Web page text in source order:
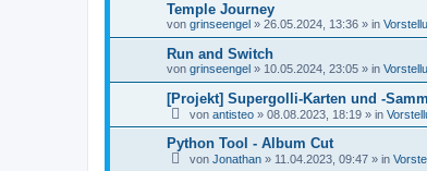
Temple Journey
von grinseengel » 26.05.2024, 13:36 » in
Run and Switch
von grinseengel » 10.05.2024, 23:05 » in
[Projekt] Supergolli-Karten und -
von antisteo » 08.08.2023, 18:19 » in
Python Tool - Album Cut
von Jonathan » 11.04.2023, 09:47 » in